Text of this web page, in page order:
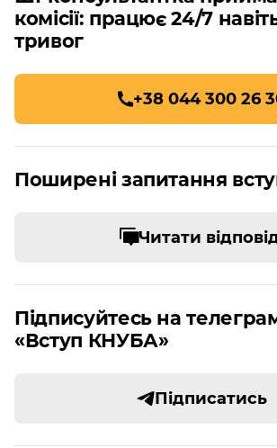
комісії: працює 24/7
тривог
+38 044 300 26
Поширені запитання
Читати
Підписуйтесь на
«Вступ КНУБА»
Підписатись